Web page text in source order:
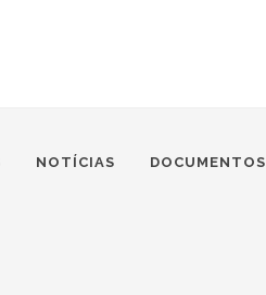
NOTÍCIAS DOCUMENTOS